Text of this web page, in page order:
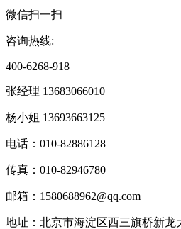
微信扫一扫
咨询热线:
400-6268-918
张经理 13683066010
杨小姐 13693663125
电话：010-82886128
传真：010-82946780
邮箱：1580688962@qq.com
地址：北京市海淀区西三旗桥新龙